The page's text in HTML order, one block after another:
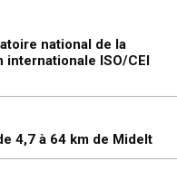
national de la
internationale ISO/CEI
4,7 à 64 km de Midelt